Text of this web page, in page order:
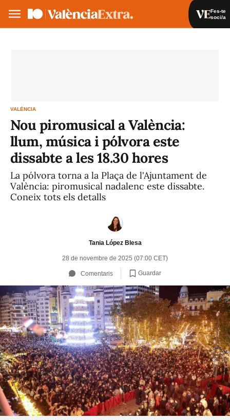
Fes-te
soci/a
VALÈNCIA
Nou piromusical a València:
llum, música i pólvora este
dissabte a les 18.30 hores
La pólvora torna a la Plaça de l'Ajuntament de
València: piromusical nadalenc este dissabte.
Coneix tots els detalls
Tania López Blesa
28 de novembre de 2025 (07:00 CET)
Comentaris Guardar